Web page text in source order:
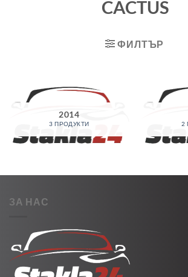
CACTUS
ФИЛТЪР
2014
3 ПРОДУКТИ 2
ЗА НАС